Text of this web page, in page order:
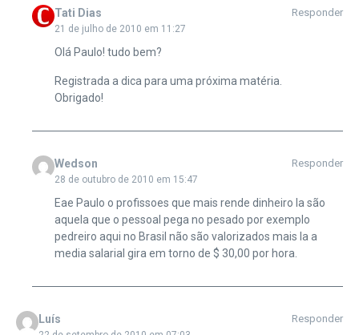
Tati Dias
21 de julho de 2010 em 11:27
Responder
Olá Paulo! tudo bem?
Registrada a dica para uma próxima matéria.
Obrigado!
Wedson
28 de outubro de 2010 em 15:47
Responder
Eae Paulo o profissoes que mais rende dinheiro la são
aquela que o pessoal pega no pesado por exemplo
pedreiro aqui no Brasil não são valorizados mais la a
media salarial gira em torno de $ 30,00 por hora.
Luís Responder